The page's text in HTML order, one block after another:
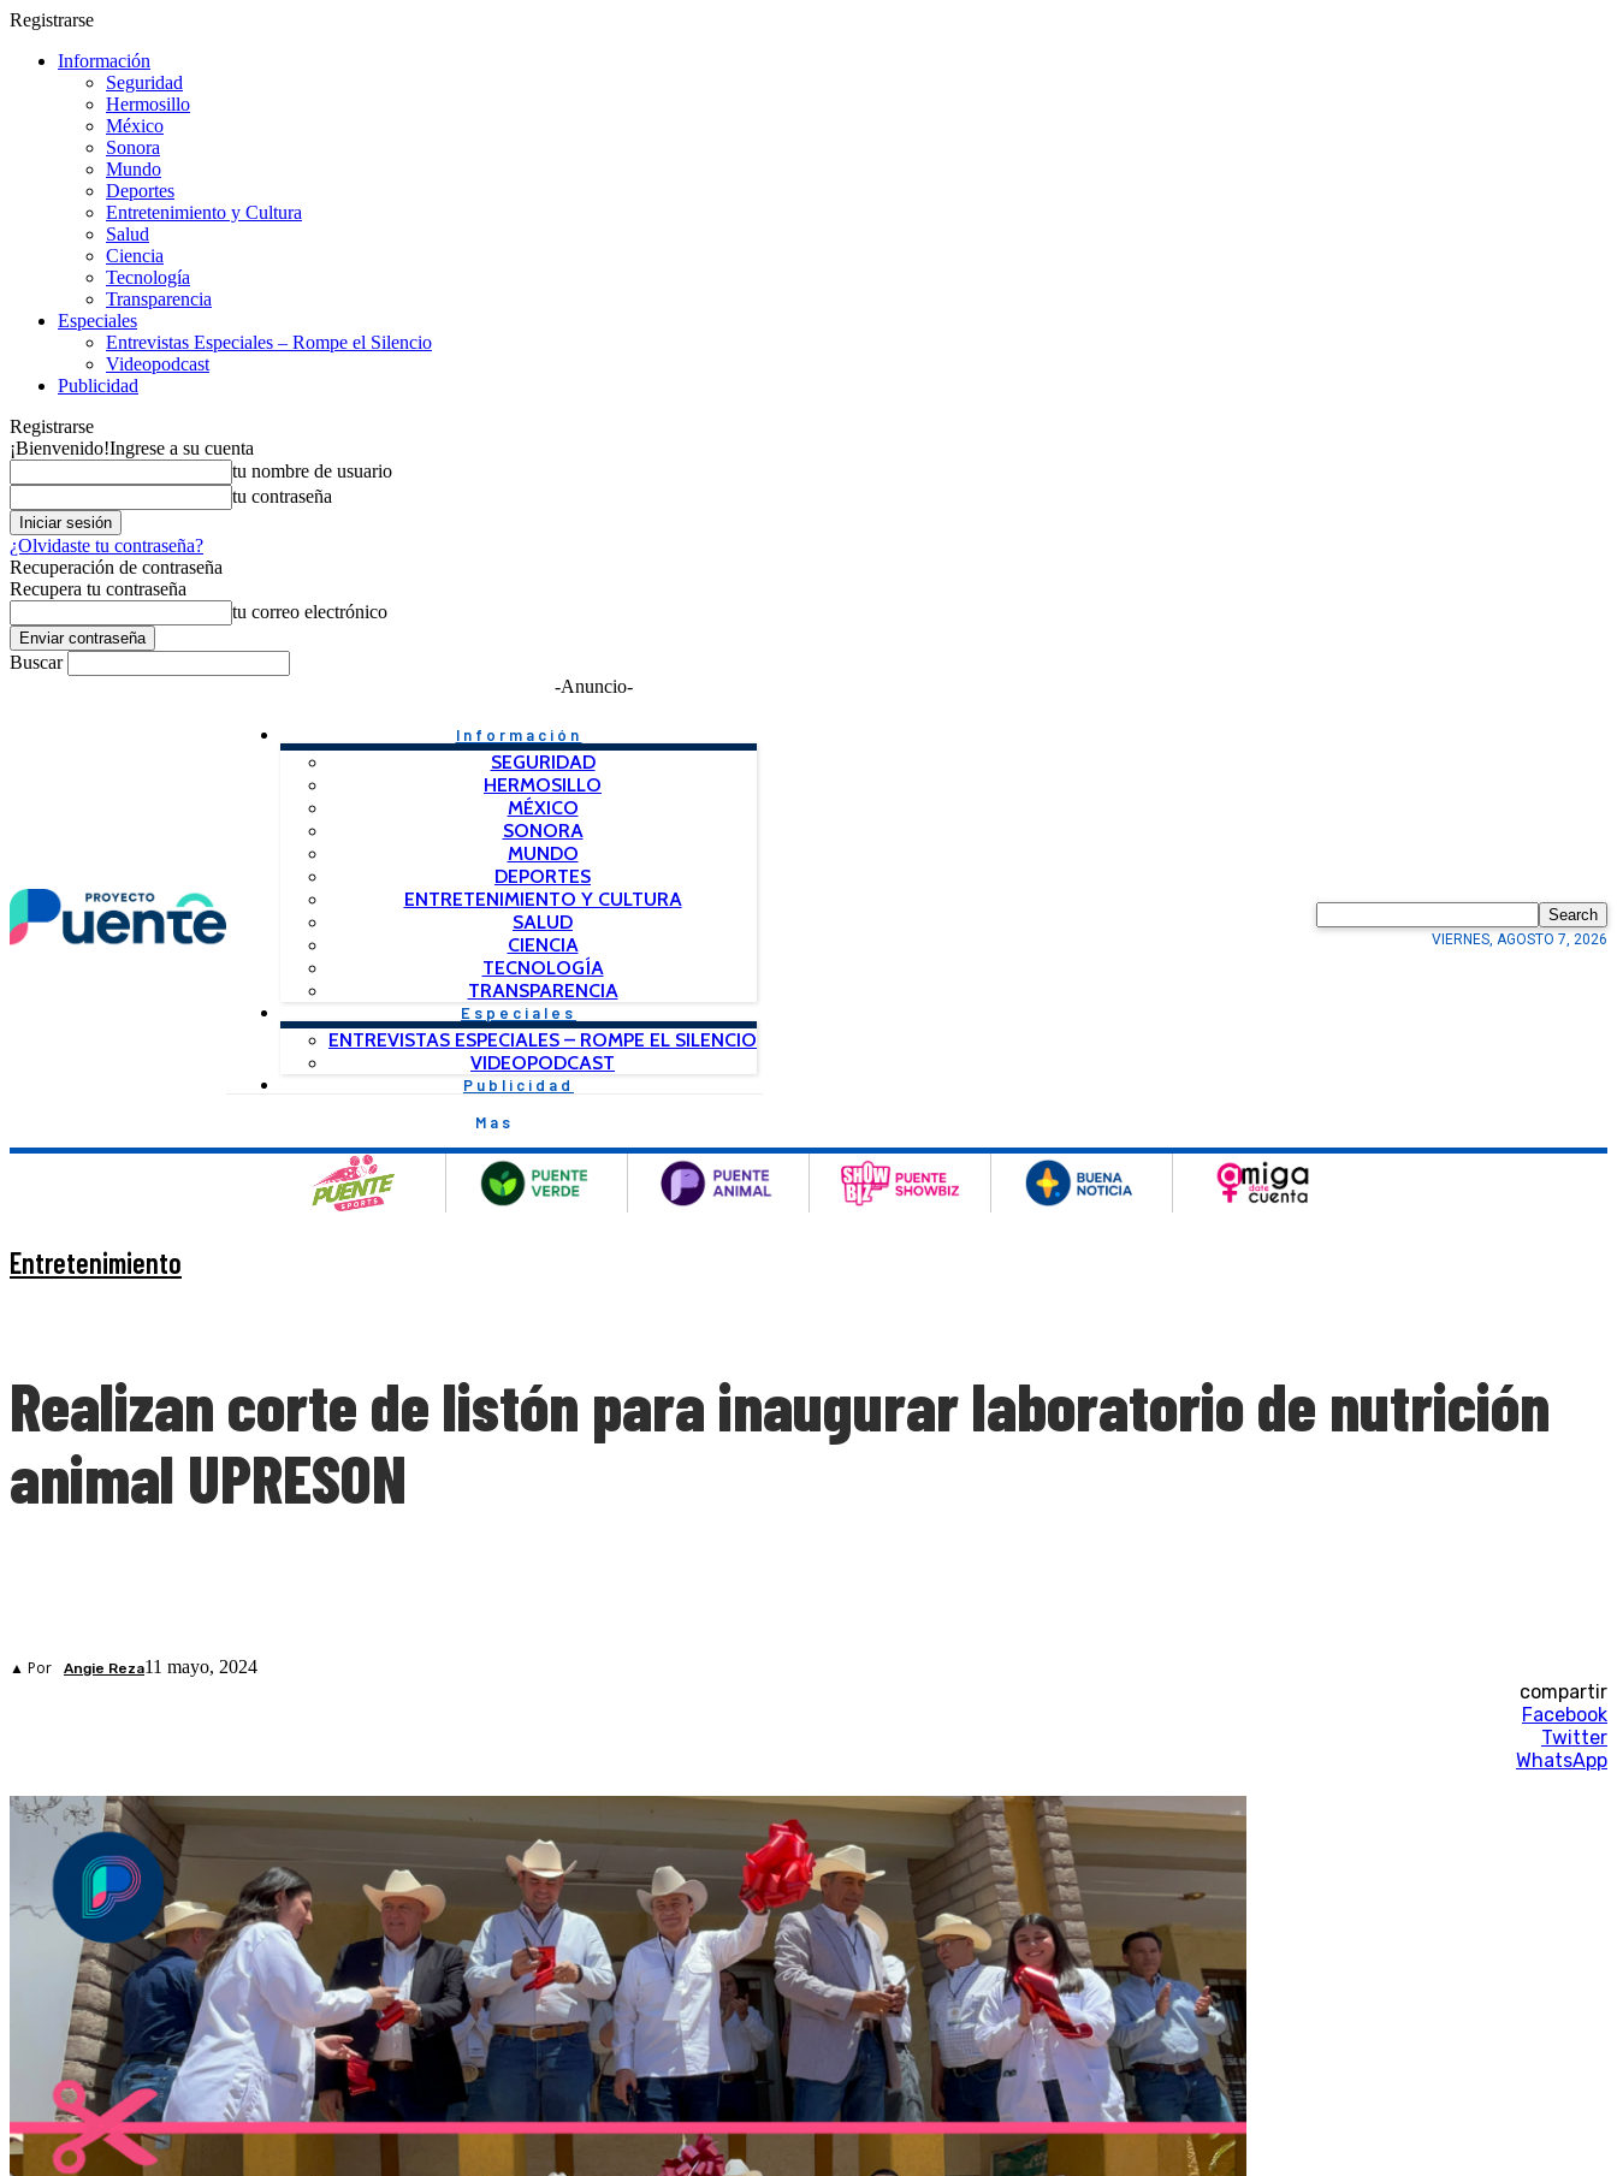
Registrarse
Información
Seguridad
Hermosillo
México
Sonora
Mundo
Deportes
Entretenimiento y Cultura
Salud
Ciencia
Tecnología
Transparencia
Especiales
Entrevistas Especiales – Rompe el Silencio
Videopodcast
Publicidad
Registrarse
¡Bienvenido!Ingrese a su cuenta
tu nombre de usuario
tu contraseña
¿Olvidaste tu contraseña?
Recuperación de contraseña
Recupera tu contraseña
tu correo electrónico
Buscar
-Anuncio-
Información
SEGURIDAD
HERMOSILLO
MÉXICO
SONORA
MUNDO
DEPORTES
ENTRETENIMIENTO Y CULTURA
SALUD
CIENCIA
TECNOLOGÍA
TRANSPARENCIA
Especiales
ENTREVISTAS ESPECIALES – ROMPE EL SILENCIO
VIDEOPODCAST
Publicidad
Mas
Search
VIERNES, AGOSTO 7, 2026
Entretenimiento
Realizan corte de listón para inaugurar laboratorio de nutrición
animal UPRESON
▲ Por Angie Reza11 mayo, 2024
compartir
Facebook
Twitter
WhatsApp